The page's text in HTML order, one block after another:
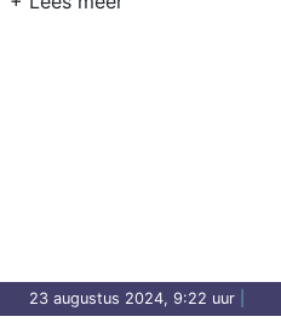
23 augustus 2024, 9:22 uur